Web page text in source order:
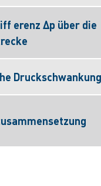
erenz Δp über die